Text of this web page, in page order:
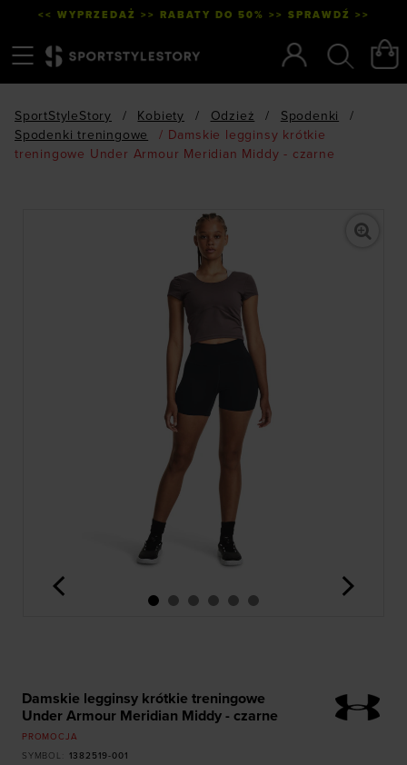
<< WYPRZEDAŻ >> RABATY DO 50% >> SPRAWDŹ >>
SportStyleStory / Kobiety / Odzież / Spodenki
/
Spodenki treningowe
/ Damskie legginsy krótkie
treningowe Under Armour Meridian Middy - czarne
<
Damskie legginsy krótkie treningowe
Under Armour Meridian Middy - czarne
PROMOCJA
SYMBOL
1382519-001